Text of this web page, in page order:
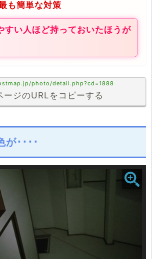
も簡単な対策
すい人ほど持っておいたほうが
photo/detail.php?cd=1888
ージのURLをコピーする
が････